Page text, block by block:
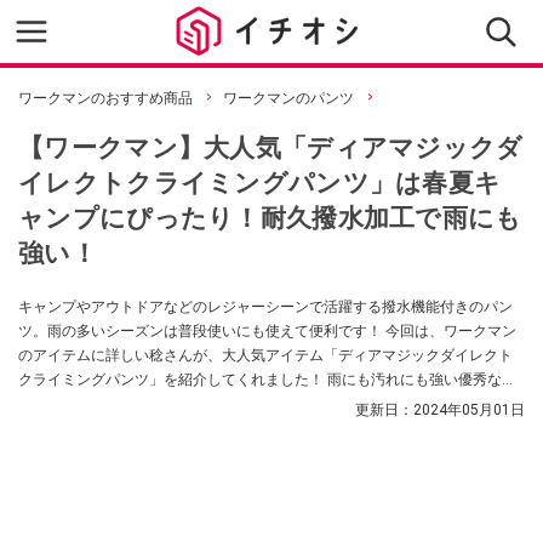
ワークマンのおすすめ商品 ワークマンのパンツ
【ワークマン】大人気「ディアマジックダ
イレクトクライミングパンツ」は春夏キ
ャンプにぴったり！耐久撥水加工で雨にも
強い！
キャンプやアウトドアなどのレジャーシーンで活躍する撥水機能付きのパン
ツ。雨の多いシーズンは普段使いにも使えて便利です！ 今回は、ワークマン
のアイテムに詳しい稔さんが、大人気アイテム「ディアマジックダイレクト
クライミングパンツ」を紹介してくれました！ 雨にも汚れにも強い優秀な機
更新日： 2024年05月01日